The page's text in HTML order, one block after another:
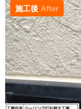
施工後 After